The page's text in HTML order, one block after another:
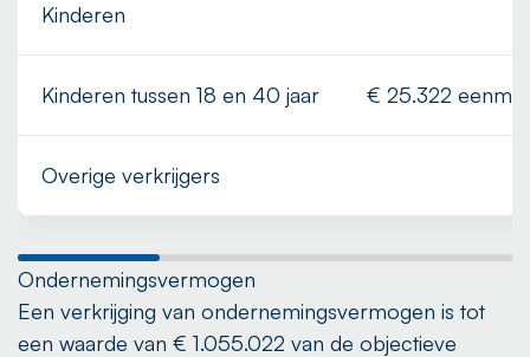
Kinderen
Kinderen tussen 18 en 40 jaar € 25.322
Overige verkrijgers
Ondernemingsvermogen
Een verkrijging van ondernemingsvermogen is tot
een waarde van € 1.055.022 van de objectieve